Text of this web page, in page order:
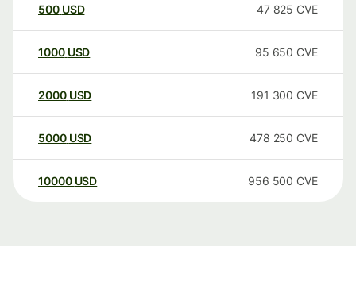
500 USD 47 825 CVE
1000 USD 95 650 CVE
2000 USD 191 300 CVE
5000 USD 478 250 CVE
10000 USD 956 500 CVE